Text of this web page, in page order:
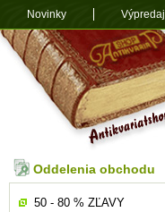
Oddelenia obchodu
50 - 80 % ZĽAVY
Novinky Výpredaj